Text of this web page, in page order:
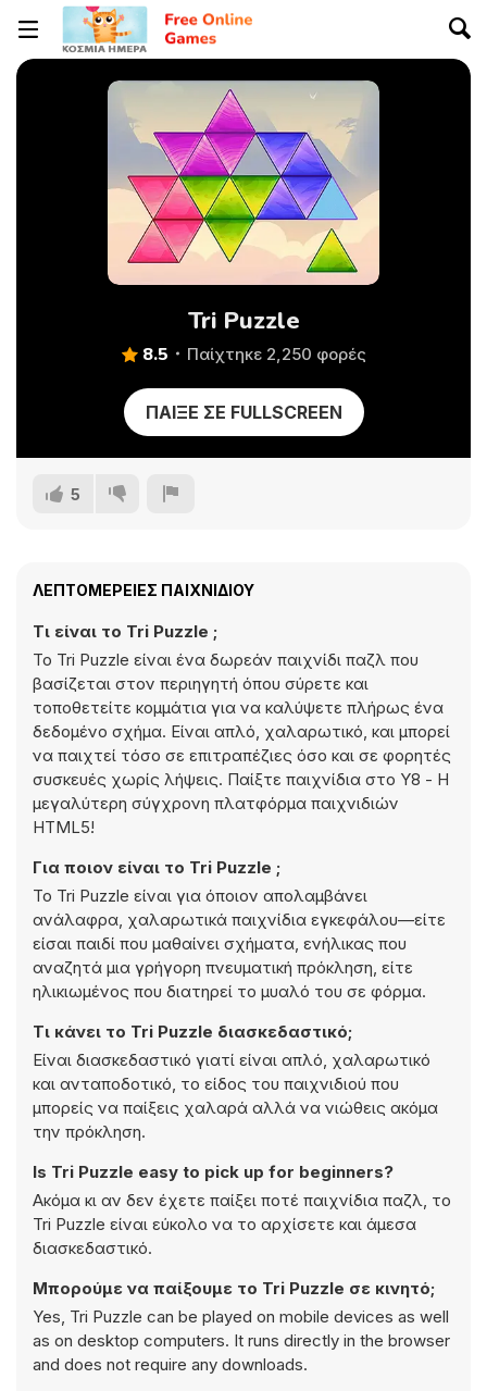
Tri Puzzle
8.5 Παίχτηκε 2,250 φορές
ΠΑΊΞΕ ΣΕ FULLSCREEN
5
ΛΕΠΤΟΜΈΡΕΙΕΣ ΠΑΙΧΝΙΔΙΟΎ
Τι είναι το Tri Puzzle ;
Το Tri Puzzle είναι ένα δωρεάν παιχνίδι παζλ που
βασίζεται στον περιηγητή όπου σύρετε και
τοποθετείτε κομμάτια για να καλύψετε πλήρως ένα
δεδομένο σχήμα. Είναι απλό, χαλαρωτικό, και μπορεί
να παιχτεί τόσο σε επιτραπέζιες όσο και σε φορητές
συσκευές χωρίς λήψεις. Παίξτε παιχνίδια στο Y8 - Η
μεγαλύτερη σύγχρονη πλατφόρμα παιχνιδιών
HTML5!
Για ποιον είναι το Tri Puzzle ;
Το Tri Puzzle είναι για όποιον απολαμβάνει
ανάλαφρα, χαλαρωτικά παιχνίδια εγκεφάλου—είτε
είσαι παιδί που μαθαίνει σχήματα, ενήλικας που
αναζητά μια γρήγορη πνευματική πρόκληση, είτε
ηλικιωμένος που διατηρεί το μυαλό του σε φόρμα.
Τι κάνει το Tri Puzzle διασκεδαστικό;
Είναι διασκεδαστικό γιατί είναι απλό, χαλαρωτικό
και ανταποδοτικό, το είδος του παιχνιδιού που
μπορείς να παίξεις χαλαρά αλλά να νιώθεις ακόμα
την πρόκληση.
Is Tri Puzzle easy to pick up for beginners?
Ακόμα κι αν δεν έχετε παίξει ποτέ παιχνίδια παζλ, το
Tri Puzzle είναι εύκολο να το αρχίσετε και άμεσα
διασκεδαστικό.
Μπορούμε να παίξουμε το Tri Puzzle σε κινητό;
Yes, Tri Puzzle can be played on mobile devices as well
as on desktop computers. It runs directly in the browser
and does not require any downloads.